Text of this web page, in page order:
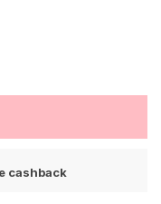
cashback